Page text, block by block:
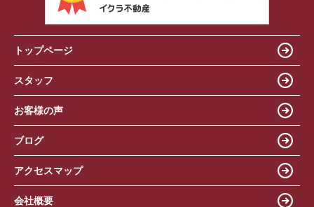
トップページ
スタッフ
お客様の声
ブログ
アクセスマップ
会社概要